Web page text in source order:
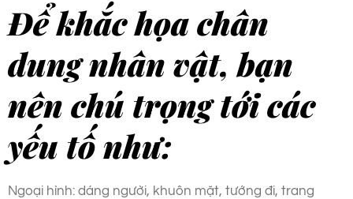
Để khắc họa chân
dung nhân vật, bạn
nên chú trọng tới các
yếu tố như:
Ngoại hình: dáng người, khuôn mặt, tướng đi, trang